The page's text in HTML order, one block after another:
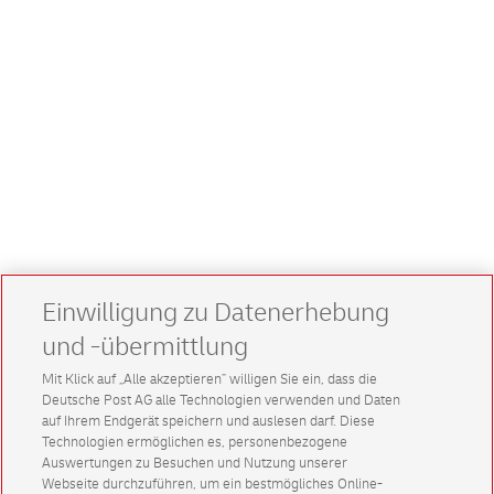
Einwilligung zu Datenerhebung
und -übermittlung
Mit Klick auf „Alle akzeptieren” willigen Sie ein, dass die
Deutsche Post AG alle Technologien verwenden und Daten
auf Ihrem Endgerät speichern und auslesen darf. Diese
Technologien ermöglichen es, personenbezogene
Auswertungen zu Besuchen und Nutzung unserer
Webseite durchzuführen, um ein bestmögliches Online-